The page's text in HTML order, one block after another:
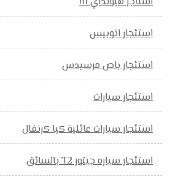
استئجار اتوبيس
استئجار باص مرسيدس
استئجار سيارات
استئجار سيارات عائلية كيا كرنفال
استئجار سياره جيتور T2 بالسائق